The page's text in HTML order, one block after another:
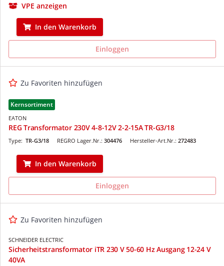
VPE anzeigen
In den Warenkorb
Einloggen
Zu Favoriten hinzufügen
Kernsortiment
EATON
REG Transformator 230V 4-8-12V 2-2-15A TR-G3/18
REGRO Lager.Nr.: 304476
Type: TR-G3/18 Hersteller-Art.Nr.: 272483
In den Warenkorb
Einloggen
Zu Favoriten hinzufügen
SCHNEIDER ELECTRIC
Sicherheitstransformator iTR 230 V 50-60 Hz Ausgang 12-24 V
40VA